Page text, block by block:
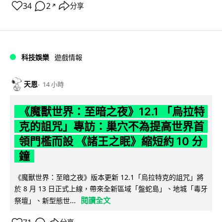
34 2 ↗ 分享
科技娛樂 遊戲情報
天恩 14 小時
《魔獸世界：至暗之夜》12.1 「烏拉特
克的詛咒」專訪：巢穴不為提高世界首
領門檻而設 《諸王之眠》縮短約 10 分
鐘
《魔獸世界：至暗之夜》版本更新 12.1「烏拉特克的詛咒」將
於 8 月 13 日正式上線，帶來全新區域「盤蛇島」、地城「毒牙
祭壇」、新型態世...
閱讀全文